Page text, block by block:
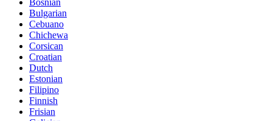
Bulgarian
Cebuano
Chichewa
Corsican
Croatian
Dutch
Estonian
Filipino
Finnish
Frisian